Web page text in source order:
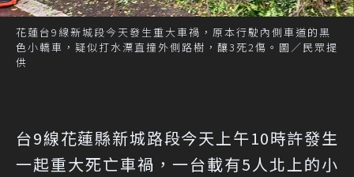
花蓮台9線新城段今天發生重大車禍，原本行駛內側車道的黑
色小轎車，疑似打水漂直撞外側路樹，釀3死2傷。圖／民眾提
供
台9線花蓮縣新城路段今天上午10時許發生
一起重大死亡車禍，一台載有5人北上的小